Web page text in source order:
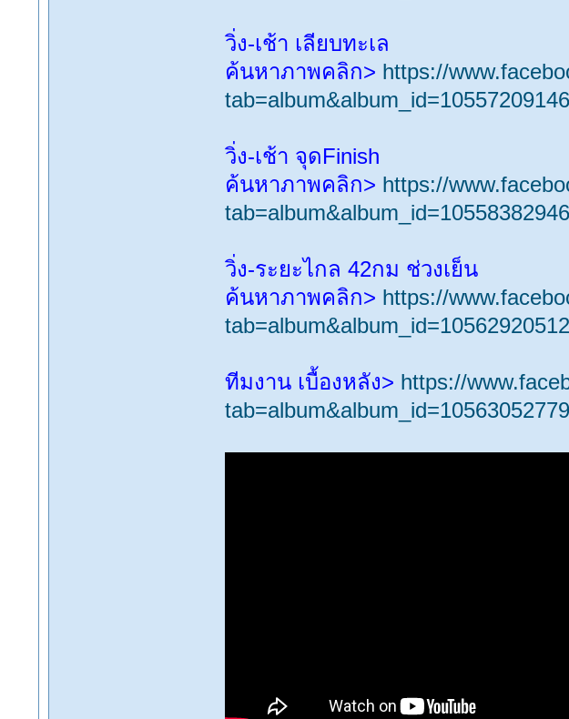
วิ่ง-เช้า เลียบทะเล
ค้นหาภาพคลิก> https://
วิ่ง-เช้า จุดFinish
ค้นหาภาพคลิก> https://
วิ่ง-ระยะไกล 42กม ช่วงเย็น
ค้นหาภาพคลิก> https://
ทีมงาน เบื้องหลัง> https://